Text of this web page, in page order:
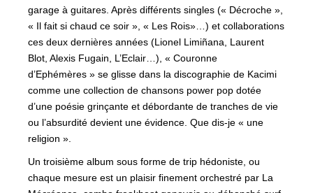
garage à guitares. Après différents singles (« Décroche »,
« Il fait si chaud ce soir », « Les Rois»…) et collaborations
ces deux dernières années (Lionel Limiñana, Laurent
Blot, Alexis Fugain, L’Eclair…), « Couronne
d’Ephémères » se glisse dans la discographie de Kacimi
comme une collection de chansons power pop dotée
d’une poésie grinçante et débordante de tranches de vie
ou l’absurdité devient une évidence. Que dis-je « une
religion ».
Un troisième album sous forme de trip hédoniste, ou
chaque mesure est un plaisir finement orchestré par La